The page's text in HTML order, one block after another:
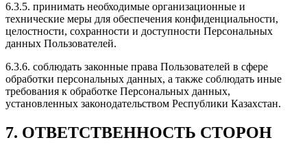
6.3.5. принимать необходимые организационные и
технические меры для обеспечения конфиденциальности,
целостности, сохранности и доступности Персональных
данных Пользователей.
6.3.6. соблюдать законные права Пользователей в сфере
обработки персональных данных, а также соблюдать иные
требования к обработке Персональных данных,
установленных законодательством Республики Казахстан.
7. ОТВЕТСТВЕННОСТЬ СТОРОН